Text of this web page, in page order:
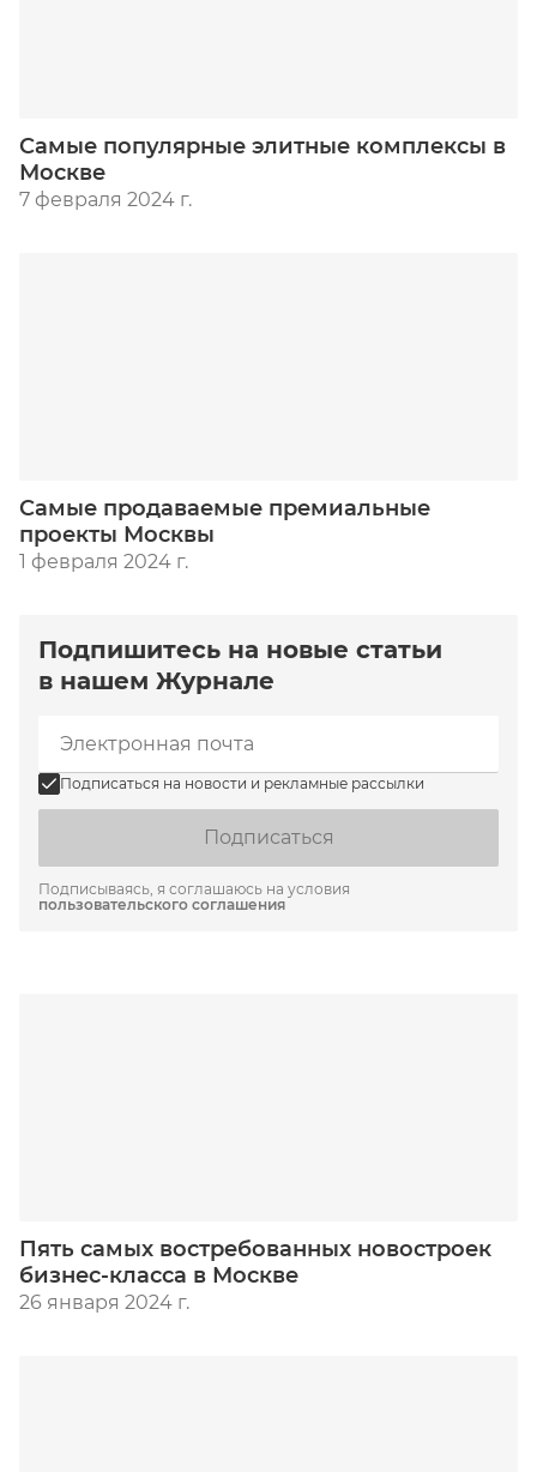
Самые популярные элитные комплексы в
Москве
7 февраля 2024 г.
Самые продаваемые премиальные
проекты Москвы
1 февраля 2024 г.
Подпишитесь на новые статьи
в нашем Журнале
Подписаться на новости и рекламные рассылки
Подписаться
Подписываясь, я соглашаюсь на условия
пользовательского соглашения
Пять самых востребованных новостроек
бизнес-класса в Москве
26 января 2024 г.